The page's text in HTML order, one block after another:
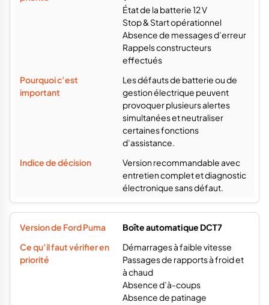
État de la batterie 12 V
Stop & Start opérationnel
Absence de messages d’erreur
Rappels constructeurs
effectués
Les défauts de batterie ou de
gestion électrique peuvent
provoquer plusieurs alertes
simultanées et neutraliser
certaines fonctions
d’assistance.
Version recommandable avec
entretien complet et diagnostic
électronique sans défaut.
Boîte automatique DCT7
Démarrages à faible vitesse
Passages de rapports à froid et
à chaud
Absence d’à-coups
Absence de patinage